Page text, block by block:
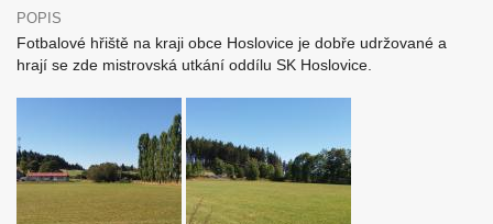
POPIS
Fotbalové hřiště na kraji obce Hoslovice je dobře udržované a
hrají se zde mistrovská utkání oddílu SK Hoslovice.